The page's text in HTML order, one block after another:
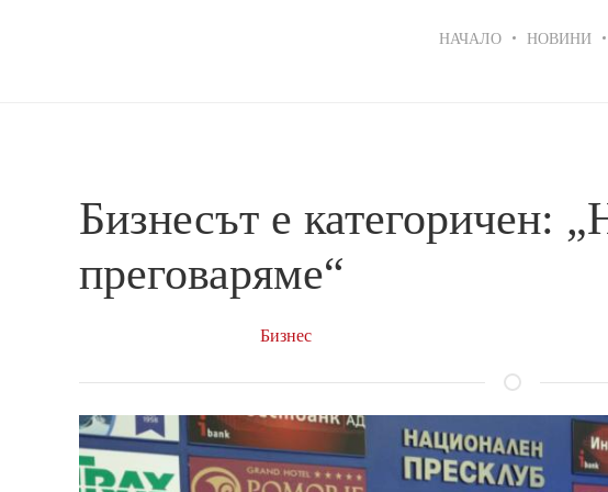
navigation
НАЧАЛО НОВИНИ
Бизнесът е категоричен:
преговаряме“
Бизнес